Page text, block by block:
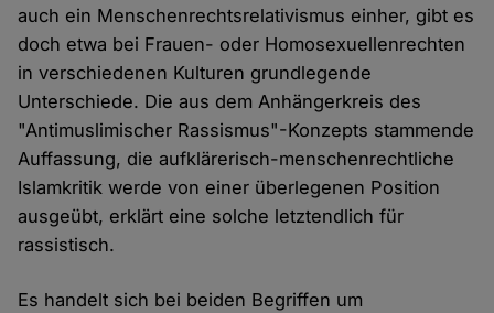
auch ein Menschenrechtsrelativismus einher, gibt es
doch etwa bei Frauen- oder Homosexuellenrechten
in verschiedenen Kulturen grundlegende
Unterschiede. Die aus dem Anhängerkreis des
"Antimuslimischer Rassismus"-Konzepts stammende
Auffassung, die aufklärerisch-menschenrechtliche
Islamkritik werde von einer überlegenen Position
ausgeübt, erklärt eine solche letztendlich für
rassistisch.
Es handelt sich bei beiden Begriffen um